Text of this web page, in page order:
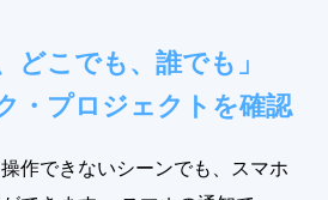
どこでも、誰でも」
・プロジェクトを確認
作できないシーンでも、スマホ